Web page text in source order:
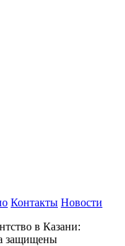
Контакты Новости
в Казани:
защищены